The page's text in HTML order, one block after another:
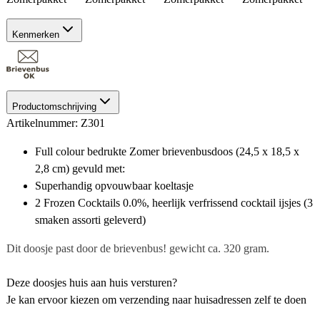
Kenmerken
Productomschrijving
Artikelnummer: Z301
Full colour bedrukte Zomer brievenbusdoos (24,5 x 18,5 x
2,8 cm) gevuld met:
Superhandig opvouwbaar koeltasje
2 Frozen Cocktails 0.0%, heerlijk verfrissend cocktail ijsjes (3
smaken assorti geleverd)
Dit doosje past door de brievenbus! gewicht ca. 320 gram.
Deze doosjes huis aan huis versturen?
Je kan ervoor kiezen om verzending naar huisadressen zelf te doen